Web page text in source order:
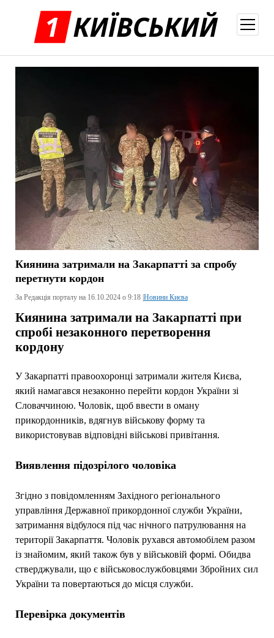
меню
Киянина затримали на Закарпатті за спробу
перетнути кордон
За Редакція порталу на 16.10.2024 о 9:18 |Новини Києва
Киянина затримали на Закарпатті при
спробі незаконного перетворення
кордону
У Закарпатті правоохоронці затримали жителя Києва,
який намагався незаконно перейти кордон України зі
Словаччиною. Чоловік, щоб ввести в оману
прикордонників, вдягнув військову форму та
використовував відповідні військові привітання.
Виявлення підозрілого чоловіка
Згідно з повідомленням Західного регіонального
управління Державної прикордонної служби України,
затримання відбулося під час нічного патрулювання на
території Закарпаття. Чоловік рухався автомобілем разом
із знайомим, який також був у військовій формі. Обидва
стверджували, що є військовослужбовцями Збройних сил
України та повертаються до місця служби.
Перевірка документів